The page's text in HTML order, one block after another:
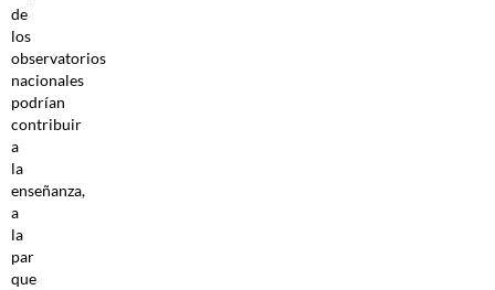
de
los
observatorios
nacionales
podrían
contribuir
a
la
enseñanza,
a
la
par
que